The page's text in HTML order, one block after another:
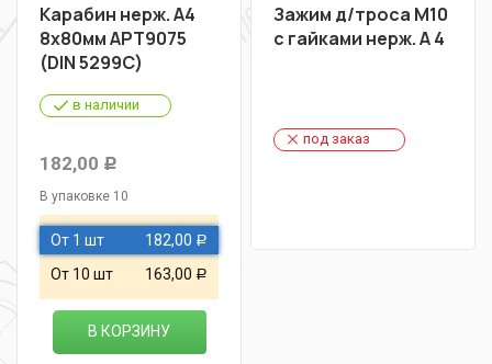
Карабин нерж. А4
8х80мм АРТ9075
(DIN 5299C)
в наличии
182,00 Р
В упаковке 10
От 1 шт 182,00 Р
От 10 шт 163,00 Р
В КОРЗИНУ
Зажим д/троса М10
с гайками нерж. A 4
под заказ